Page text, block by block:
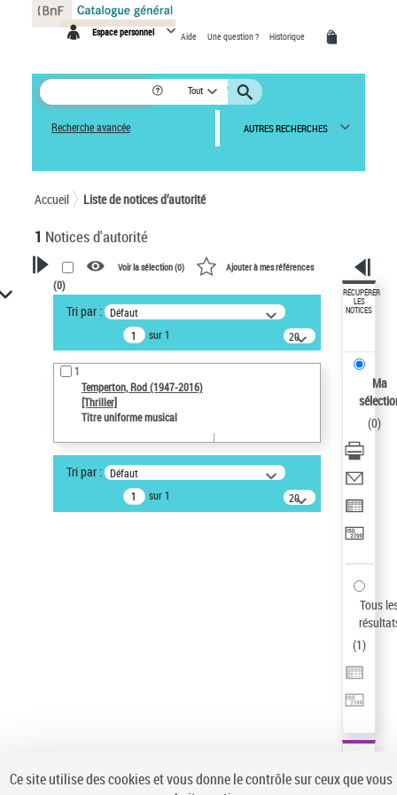
Espace personnel Aide Une question ? Historique
Tout
Recherche avancée AUTRES RECHERCHES
Accueil Liste de notices d’autorité
1 Notices d'autorité
VOTRE RECHERCHE
Recherche avancée dans les
notices d’autorité
Œuvres liées à l'auteur :
Temperton, Rod (1947-2016)
Type de notice d'autorité
Voir la sélection (0) Ajouter à mes références
(0)
Tri par : Défaut
sur 1
20
résultats/page
1
Temperton, Rod (1947-2016)
[Thriller]
Titre uniforme musical
Tri par : Défaut
sur 1
20
résultats/page
RÉCUPÉRER
LES
NOTICES
Ma
(0)
Tous
(1)
Panneau de gestion des cookies
Ce site utilise des cookies et vous donne le contrôle sur ceux que vous